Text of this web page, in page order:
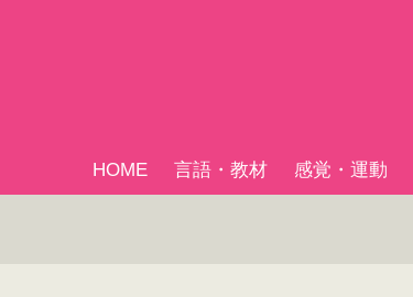
HOME 言語・教材 感覚・運動